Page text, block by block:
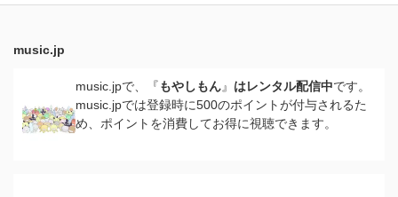
music.jp
music.jpで、『もやしもん』 はレンタル配信中です。
music.jpでは登録時に500のポイントが付与されるた
め、ポイントを消費してお得に視聴できます。